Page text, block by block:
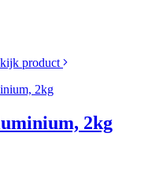
product
2kg